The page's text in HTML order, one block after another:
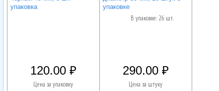
упаковка
120.00
Цена за упаковку
упаковке
В упаковке: 26 шт.
290.00
Цена за штуку